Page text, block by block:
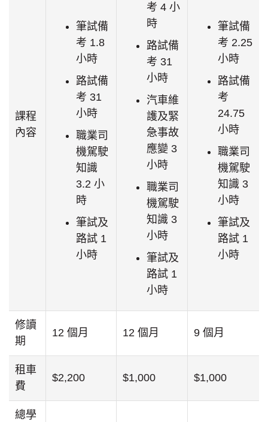
課程
內容
筆試備
考 1.8
小時
路試備
考 31
小時
職業司
機駕駛
知識
3.2 小
時
筆試及
路試 1
小時
考 4 小
時
路試備
考 31
小時
汽車維
護及緊
急事故
應變 3
小時
職業司
機駕駛
知識 3
小時
筆試及
路試 1
小時
筆試備
考 2.25
小時
路試備
考
24.75
小時
職業司
機駕駛
知識 3
小時
筆試及
路試 1
小時
修讀
期
12 個月 12 個月 9 個月
租車
費
$2,200 $1,000 $1,000
總學